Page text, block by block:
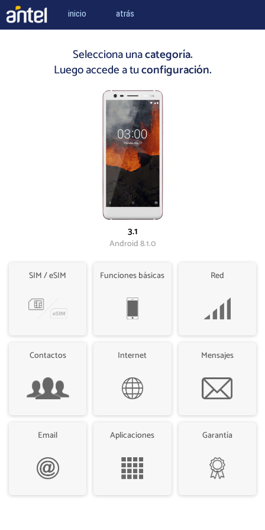
inicio atrás
Selecciona unacategoría.
Luego accede a tuconfiguración.
3.1
Android 8.1.0
SIM / eSIM Funciones básicas Red
Contactos Internet Mensajes
Email Aplicaciones Garantía